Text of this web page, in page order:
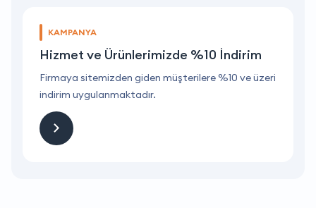
KAMPANYA
Hizmet ve Ürünlerimizde %10 İndirim
Firmaya sitemizden giden müşterilere %10 ve üzeri
indirim uygulanmaktadır.